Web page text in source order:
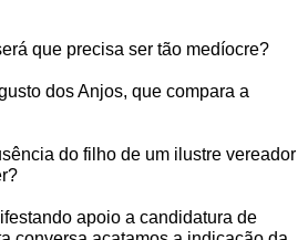
que precisa ser tão medíocre?
dos Anjos, que compara a
do filho de um ilustre vereador
apoio a candidatura de